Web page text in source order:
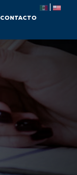
CONTACTO